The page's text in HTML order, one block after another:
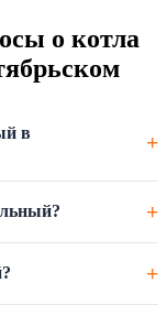
о котла
в